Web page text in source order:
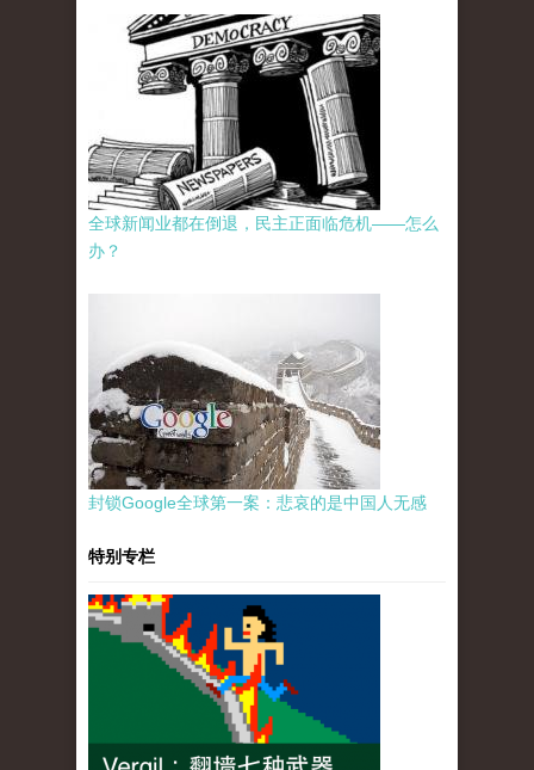
全球新闻业都在倒退，民主正面临危机——怎么
办？
封锁Google全球第一案：悲哀的是中国人无感
特别专栏